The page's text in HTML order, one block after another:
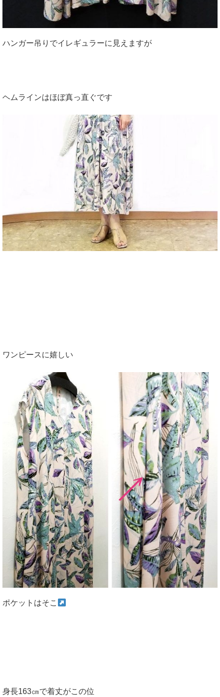
ハンガー吊りでイレギュラーに見えますが
ヘムラインはほぼ真っ直ぐです
ワンピースに嬉しい
ポケットはそこ
身長163㎝で着丈がこの位